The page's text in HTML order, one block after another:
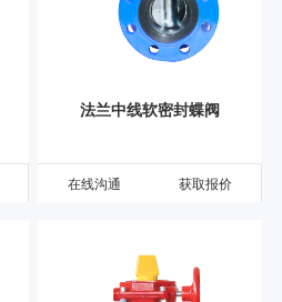
法兰中线软密封蝶阀
在线沟通 获取报价